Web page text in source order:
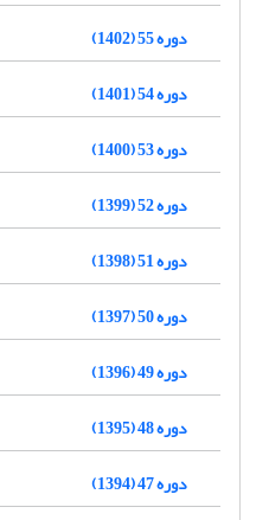
دوره 55 (1402)
دوره 54 (1401)
دوره 53 (1400)
دوره 52 (1399)
دوره 51 (1398)
دوره 50 (1397)
دوره 49 (1396)
دوره 48 (1395)
دوره 47 (1394)